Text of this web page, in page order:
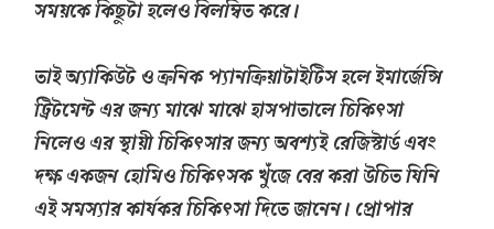
সময়কে কিছুটা হলেও বিলম্বিত করে।
তাই অ্যাকিউট ও ক্রনিক প্যানক্রিয়াটাইটিস হলে ইমার্জেন্সি
ট্রিটমেন্ট এর জন্য মাঝে মাঝে হাসপাতালে চিকিৎসা
নিলেও এর স্থায়ী চিকিৎসার জন্য অবশ্যই রেজিস্টার্ড এবং
দক্ষ একজন হোমিও চিকিৎসক খুঁজে বের করা উচিত যিনি
এই সমস্যার কার্যকর চিকিৎসা দিতে জানেন। প্রোপার